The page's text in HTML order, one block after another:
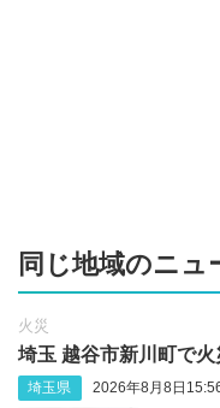
同じ地域のニュ
火災
埼玉 越谷市新川町で火
埼玉県 2026年8月8日